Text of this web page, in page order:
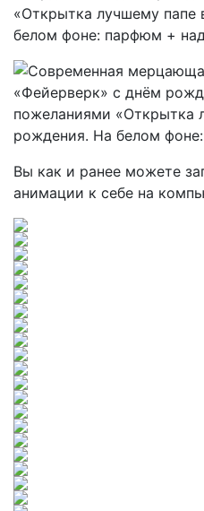
Вы как и ранее можете
анимации к себе на